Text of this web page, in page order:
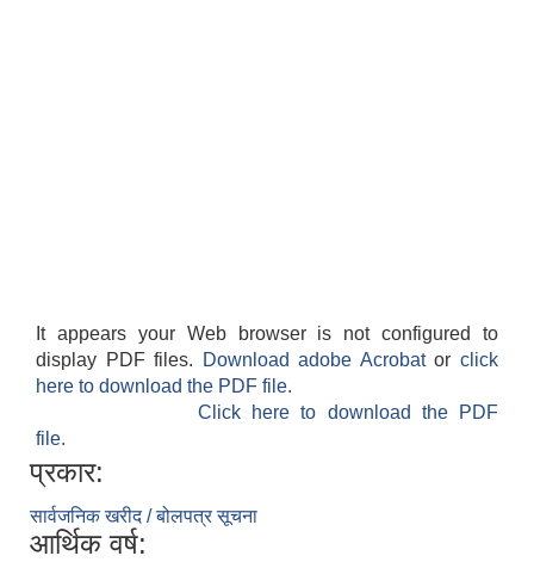
It appears your Web browser is not configured to
display PDF files.
Download adobe Acrobatorclick
here to download the PDF file.
Click here to download the PDF
file.
प्रकार:
सार्वजनिक खरीद / बोलपत्र सूचना
आर्थिक वर्ष: